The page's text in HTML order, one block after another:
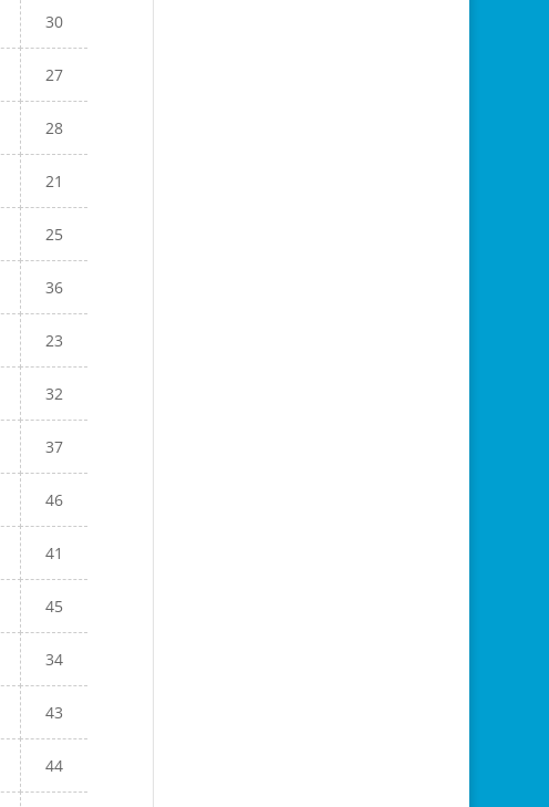
30
27
28
21
25
36
23
32
37
46
41
45
34
43
44